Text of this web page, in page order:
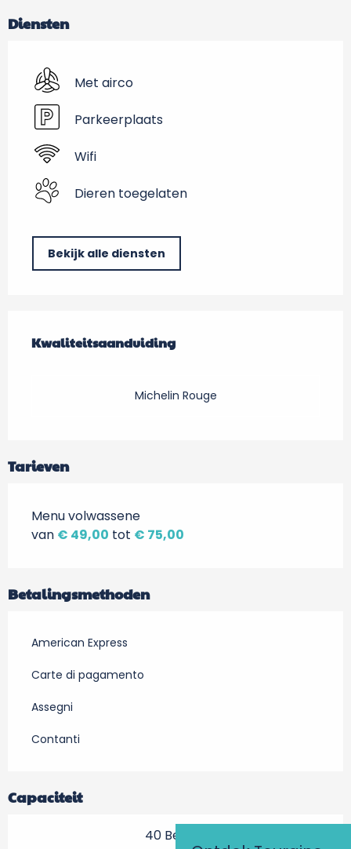
Diensten
Met airco
Parkeerplaats
Wifi
Dieren toegelaten
Bekijk alle diensten
Kwaliteitsaanduiding
Kwaliteitsaanduiding
Michelin Rouge
Tarieven
Menu volwassene
van € 49,00 tot € 75,00
Betalingsmethoden
American Express
Carte di pagamento
Assegni
Contanti
Capaciteit
40 Bestek